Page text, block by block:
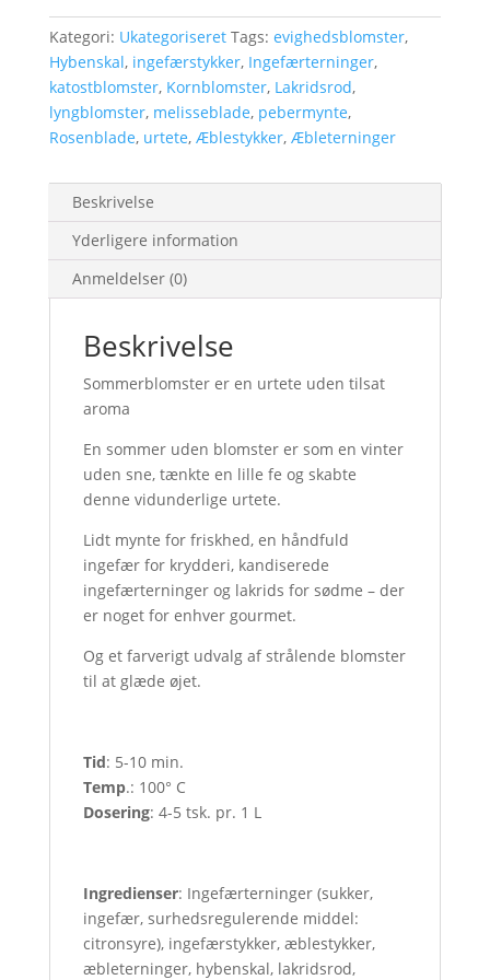
Kategori: Ukategoriseret Tags: evighedsblomster,
Hybenskal, ingefærstykker, Ingefærterninger,
katostblomster, Kornblomster, Lakridsrod,
lyngblomster, melisseblade, pebermynte,
Rosenblade, urtete, Æblestykker, Æbleterninger
Beskrivelse
Yderligere information
Anmeldelser (0)
Beskrivelse
Sommerblomster er en urtete uden tilsat
aroma
En sommer uden blomster er som en vinter
uden sne, tænkte en lille fe og skabte
denne vidunderlige urtete.
Lidt mynte for friskhed, en håndfuld
ingefær for krydderi, kandiserede
ingefærterninger og lakrids for sødme – der
er noget for enhver gourmet.
Og et farverigt udvalg af strålende blomster
til at glæde øjet.
Tid: 5-10 min.
Temp.: 100° C
Dosering: 4-5 tsk. pr. 1 L
Ingredienser: Ingefærterninger (sukker,
ingefær, surhedsregulerende middel:
citronsyre), ingefærstykker, æblestykker,
æbleterninger, hybenskal, lakridsrod,